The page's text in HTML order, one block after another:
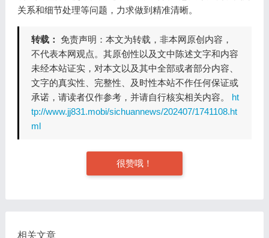
关系和细节处理等问题，力求做到精准清晰。
转载： 免责声明：本文为转载，非本网原创内容，
不代表本网观点。其原创性以及文中陈述文字和内容
未经本站证实，对本文以及其中全部或者部分内容、
文字的真实性、完整性、及时性本站不作任何保证或
承诺，请读者仅作参考，并请自行核实相关内容。 ht
tp://www.jj831.mobi/sichuannews/202407/1741108.ht
ml
很赞哦！
相关文章